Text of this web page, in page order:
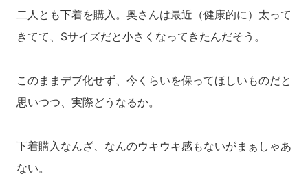
二人とも下着を購入。奥さんは最近（健康的に）太って
きてて、Sサイズだと小さくなってきたんだそう。
このままデブ化せず、今くらいを保ってほしいものだと
思いつつ、実際どうなるか。
下着購入なんざ、なんのウキウキ感もないがまぁしゃあ
ない。